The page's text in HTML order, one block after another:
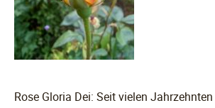
Rose Gloria Dei: Seit vielen